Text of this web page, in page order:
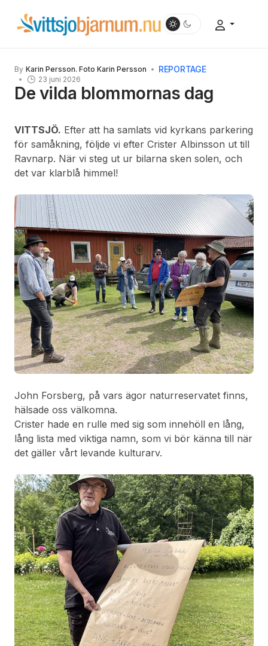
By Karin Persson. Foto Karin Persson REPORTAGE
23 juni 2026
De vilda blommornas dag
VITTSJÖ. Efter att ha samlats vid kyrkans parkering
för samåkning, följde vi efter Crister Albinsson ut till
Ravnarp. När vi steg ut ur bilarna sken solen, och
det var klarblå himmel!
John Forsberg, på vars ägor naturreservatet finns,
hälsade oss välkomna.
Crister hade en rulle med sig som innehöll en lång,
lång lista med viktiga namn, som vi bör känna till när
det gäller vårt levande kulturarv.